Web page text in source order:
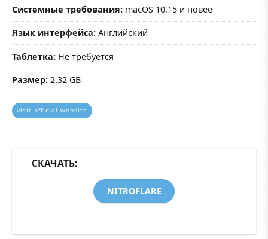
Системные требования: macOS 10.15 и новее
Язык интерфейса: Английский
Таблетка: Не требуется
Размер: 2.32 GB
visit official website
СКАЧАТЬ:
NITROFLARE